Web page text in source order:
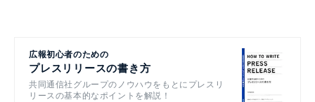
広報初心者のための
プレスリリースの書き方
共同通信社グループのノウハウをもとにプレスリ
リースの基本的なポイントを解説！